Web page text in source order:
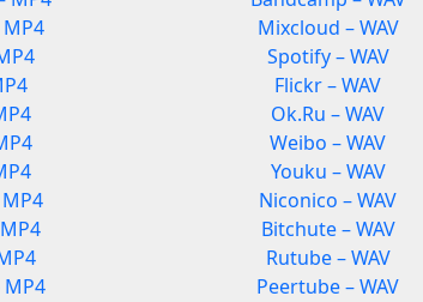
Mixcloud – WAV
Spotify – WAV
Flickr – WAV
Ok.Ru – WAV
Weibo – WAV
Youku – WAV
Niconico – WAV
Bitchute – WAV
Rutube – WAV
Peertube – WAV